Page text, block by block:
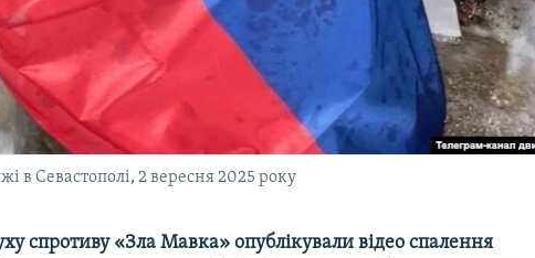
в Севастополі, 2 вересня 2025 року
спротиву «Зла Мавка» опублікували відео спалення